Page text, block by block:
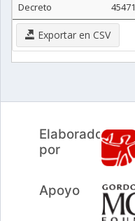
Decreto
45471
Exportar en CSV